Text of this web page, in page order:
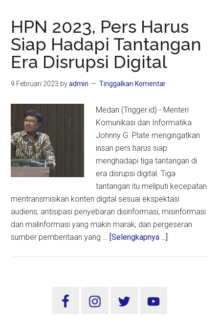
HPN 2023, Pers Harus
Siap Hadapi Tantangan
Era Disrupsi Digital
9 Februari 2023 byadmin Tinggalkan Komentar
Medan (Trigger.id) - Menteri
Komunikasi dan Informatika
Johnny G. Plate mengingatkan
insan pers harus siap
menghadapi tiga tantangan di
era disrupsi digital. Tiga
tantangan itu meliputi kecepatan
mentransmisikan konten digital sesuai ekspektasi
audiens; antisipasi penyebaran disinformasi, misinformasi
dan malinformasi yang makin marak; dan pergeseran
sumber pemberitaan yang … [Selengkapnya ...]
Sidebar